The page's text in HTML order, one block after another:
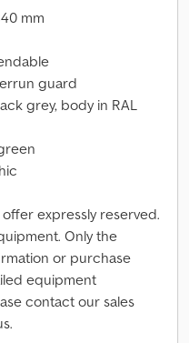
mm
guard
grey, body in RAL
expressly reserved.
Only the
or purchase
equipment
contact our sales